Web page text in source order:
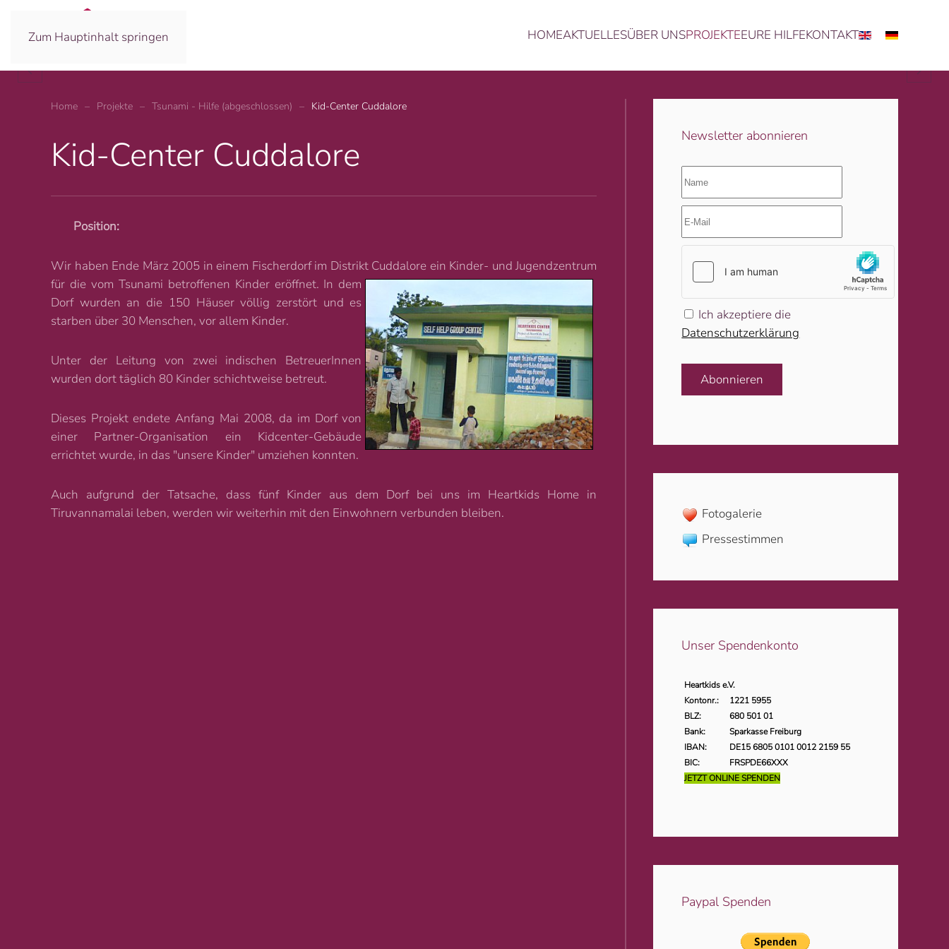
Zum Hauptinhalt springen HOMEAKTUELLESÜBER UNSPROJEKTEEURE HILFEKONTAKT
Home
Projekte Tsunami - Hilfe (abgeschlossen) Kid-Center Cuddalore
Kid-Center Cuddalore
Position:
Wir haben Ende März 2005 in einem Fischerdorf im DistriktCuddalore ein Kinder- und Jugendzentrum
für die vom Tsunami betroffenen Kinder eröffnet. In dem
Dorf wurden an die 150 Häuser völlig zerstört und es
starben über 30 Menschen, vor allem Kinder.
Unter der Leitung von zwei indischen BetreuerInnen
wurden dort täglich 80 Kinder schichtweise betreut.
Dieses Projekt endete Anfang Mai 2008, da im Dorf von
einer Partner-Organisation ein Kidcenter-Gebäude
errichtet wurde, in das "unsere Kinder" umziehen konnten.
Auch aufgrund der Tatsache, dass fünf Kinder aus dem Dorf bei uns im Heartkids Home in
Tiruvannamalai leben, werden wir weiterhin mit den Einwohnern verbunden bleiben.
Newsletter abonnieren
Ich akzeptiere die
Datenschutzerklärung
Abonnieren
Fotogalerie
Pressestimmen
Unser Spendenkonto
Heartkids e.V.
Kontonr.:
1221 5955
BLZ:
680 501 01
Bank:
Sparkasse Freiburg
IBAN:
DE15 6805 0101 0012 2159 55
BIC:
FRSPDE66XXX
JETZT ONLINE SPENDEN
Paypal Spenden